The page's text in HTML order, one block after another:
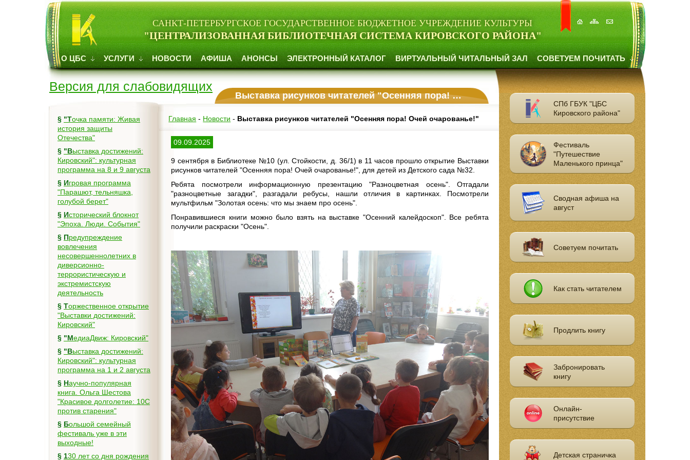
САНКТ-ПЕТЕРБУРГСКОЕ ГОСУДАРСТВЕННОЕ БЮДЖЕТНОЕ УЧРЕЖДЕНИЕ КУЛЬТУРЫ
"ЦЕНТРАЛИЗОВАННАЯ БИБЛИОТЕЧНАЯ СИСТЕМА КИРОВСКОГО РАЙОНА"
О ЦБС УСЛУГИ НОВОСТИ АФИША АНОНСЫ ЭЛЕКТРОННЫЙ КАТАЛОГ ВИРТУАЛЬНЫЙ ЧИТАЛЬНЫЙ ЗАЛ СОВЕТУЕМ ПОЧИТАТЬ
Версия для слабовидящих
§ "Точка памяти: Живая
история защиты
Отечества"
§ "Выставка достижений:
Кировский": культурная
программа на 8 и 9 августа
§ Игровая программа
"Парашют, тельняшка,
голубой берет"
§ Исторический блокнот
"Эпоха. Люди. События"
§ Предупреждение
вовлечения
несовершеннолетних в
диверсионно-
террористическую и
экстремистскую
деятельность
§ Торжественное открытие
"Выставки достижений:
Кировский"
§
"МедиаДвиж: Кировский"
§ "Выставка достижений:
Кировский": культурная
программа на 1 и 2 августа
§ Научно-популярная
книга. Ольга Шестова
"Красивое долголетие: 10C
против старения"
§ Большой семейный
фестиваль уже в эти
выходные!
§ 130 лет со дня рождения
Выставка рисунков читателей "Осенняя пора! Очей очарованье!"
Главная - Новости - Выставка рисунков читателей "Осенняя пора! Очей очарованье!"
09.09.2025
9 сентября в Библиотеке №10 (ул. Стойкости, д. 36/1) в 11 часов прошло открытие Выставки
рисунков читателей "Осенняя пора! Очей очарованье!", для детей из Детского сада №32.
Ребята посмотрели информационную презентацию "Разноцветная осень". Отгадали
"разноцветные загадки", разгадали ребусы, нашли отличия в картинках. Посмотрели
мультфильм "Золотая осень: что мы знаем про осень".
Понравившиеся книги можно было взять на выставке "Осенний калейдоскоп". Все ребята
получили раскраски "Осень".
СПб ГБУК "ЦБС
Кировского района"
Фестиваль
"Путешествие
Маленького принца"
Сводная афиша на
август
Советуем почитать
Как стать читателем
Продлить книгу
Забронировать
книгу
Онлайн-
присутствие
Детская страничка